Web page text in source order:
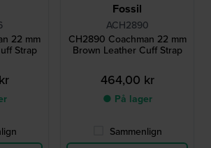
22 mm
Strap
Fossil
ACH2890
CH2890 Coachman 22 mm
Brown Leather Cuff Strap
464,00 kr
● På lager
Sammenlign